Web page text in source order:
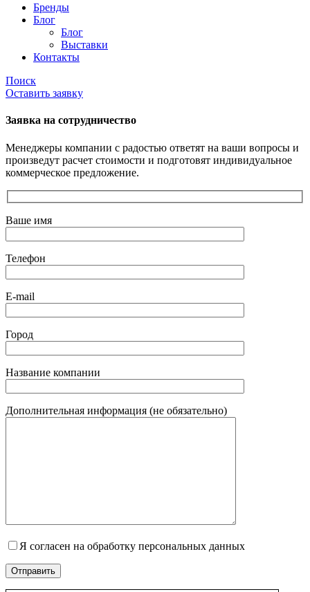
Бренды
Блог
Блог
Выставки
Контакты
Поиск
Оставить заявку
Заявка на сотрудничество
Менеджеры компании с радостью ответят на ваши вопросы и
произведут расчет стоимости и подготовят индивидуальное
коммерческое предложение.
Ваше имя
Телефон
E-mail
Город
Название компании
Дополнительная информация (не обязательно)
Я согласен на обработку персональных данных